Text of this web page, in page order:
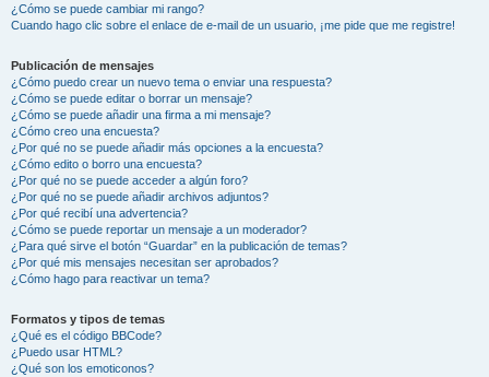
¿Cómo se puede cambiar mi rango?
Cuando hago clic sobre el enlace de e-mail de un usuario, ¡me pide que me registre!
Publicación de mensajes
¿Cómo puedo crear un nuevo tema o enviar una respuesta?
¿Cómo se puede editar o borrar un mensaje?
¿Cómo se puede añadir una firma a mi mensaje?
¿Cómo creo una encuesta?
¿Por qué no se puede añadir más opciones a la encuesta?
¿Cómo edito o borro una encuesta?
¿Por qué no se puede acceder a algún foro?
¿Por qué no se puede añadir archivos adjuntos?
¿Por qué recibí una advertencia?
¿Cómo se puede reportar un mensaje a un moderador?
¿Para qué sirve el botón “Guardar” en la publicación de temas?
¿Por qué mis mensajes necesitan ser aprobados?
¿Cómo hago para reactivar un tema?
Formatos y tipos de temas
¿Qué es el código BBCode?
¿Puedo usar HTML?
¿Qué son los emoticonos?